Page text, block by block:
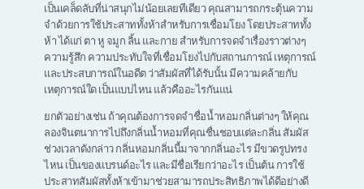
เป็นเคล็ดลับที่น่าสนุกไม่น้อยเลยทีเดียว คุณสามารถกระตุ้นความ
จำด้วยการใช้ประสาททั้งห้าสำหรับการเชื่อมโยง โดยประสาททั้ง
ห้า ได้แก่ ตา หู จมูก ลิ้น และกาย สำหรับการจดจำเรื่องราวต่างๆ
ความรู้สึก ความประทับใจที่เชื่อมโยงไปกับสถานการณ์ เหตุการณ์
และประสบการณ์ในอดีต ว่าสัมผัสที่ได้รับนั้น มีความคล้ายกับ
เหตุการณ์ใด เป็นแบบไหน แล้วคืออะไรกันแน่
ยกตัวอย่างเช่น ถ้าคุณต้องการจดจำชื่อน้ำหอมกลิ่นต่างๆ ให้คุณ
ลองจินตนาการไปถึงกลิ่นน้ำหอมที่คุณชื่นชอบแต่ละกลิ่น สัมผัส
ช่วงเวลาดังกล่าว กลิ่นหอมกลิ่นนี้มาจากกลิ่นอะไร มีขวดรูปทรง
ไหน เป็นของแบรนด์อะไร และมีชื่อเรียกว่าอะไร เป็นต้น การใช้
ประสาทสัมผัสทั้งห้าเข้ามาช่วยสามารถประสิทธิภาพได้ดีอย่างดี